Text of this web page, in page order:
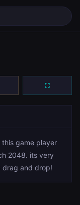
fullscreen
game player
2048. its very
drag and drop!